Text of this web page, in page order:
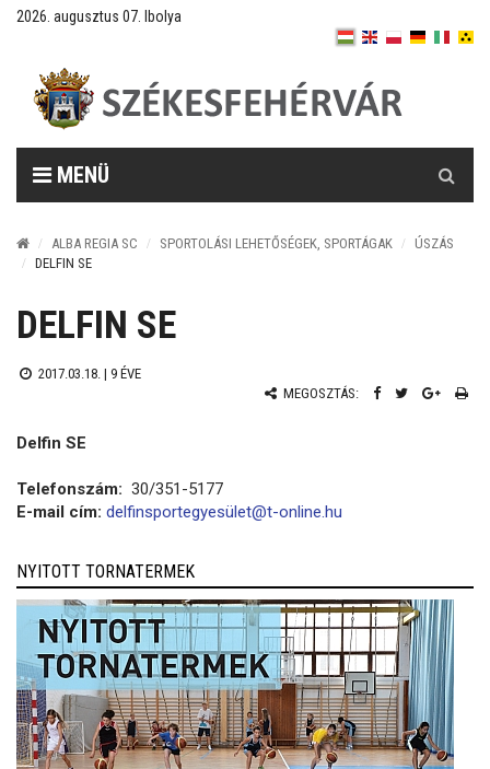
2026. augusztus 07. Ibolya
MENÜ
ALBA REGIA SC SPORTOLÁSI LEHETŐSÉGEK, SPORTÁGAK
ÚSZÁS
DELFIN SE
DELFIN SE
2017.03.18. | 9 ÉVE
MEGOSZTÁS:
Delfin SE
Telefonszám: 30/351-5177
E-mail cím: delfinsportegyesület@t-online.hu
NYITOTT TORNATERMEK